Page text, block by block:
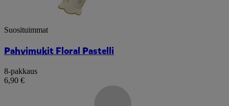
Suosituimmat
Pahvimukit Floral Pastelli
8-pakkaus
6,90 €